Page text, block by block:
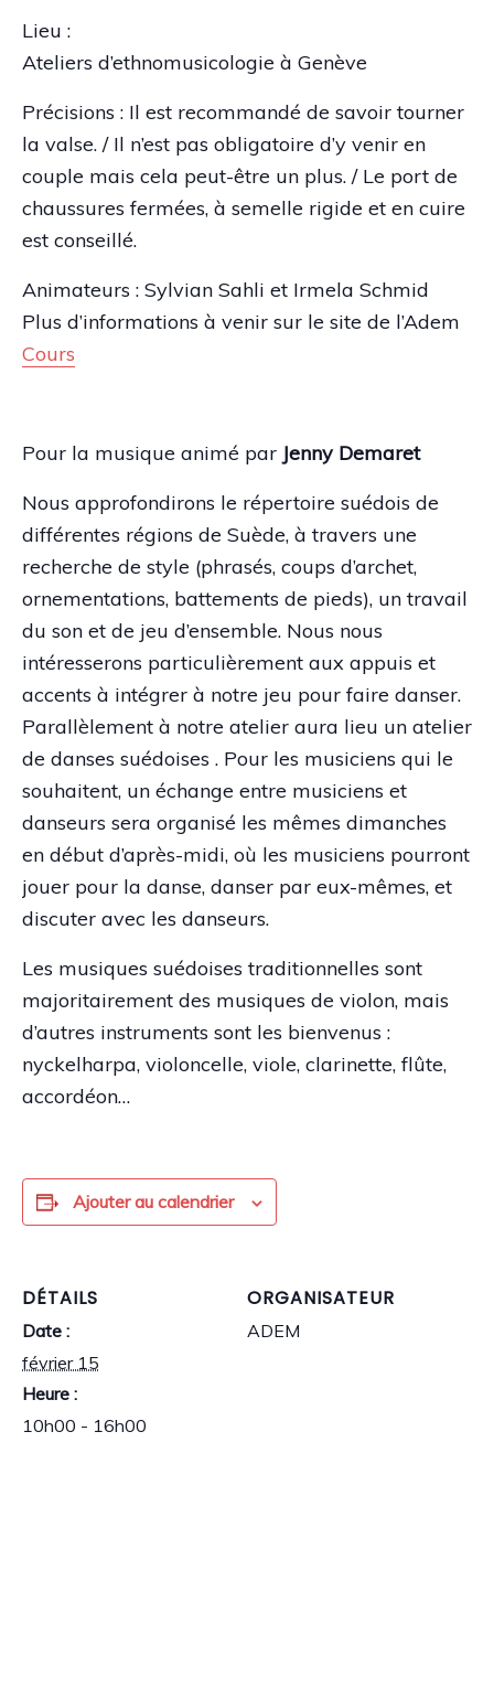
Lieu :
Ateliers d’ethnomusicologie à Genève
Précisions : Il est recommandé de savoir tourner
la valse. / Il n’est pas obligatoire d’y venir en
couple mais cela peut-être un plus. / Le port de
chaussures fermées, à semelle rigide et en cuire
est conseillé.
Animateurs : Sylvian Sahli et Irmela Schmid
Plus d’informations à venir sur le site de l’Adem
Cours
Pour la musique animé par Jenny Demaret
Nous approfondirons le répertoire suédois de
différentes régions de Suède, à travers une
recherche de style (phrasés, coups d’archet,
ornementations, battements de pieds), un travail
du son et de jeu d’ensemble. Nous nous
intéresserons particulièrement aux appuis et
accents à intégrer à notre jeu pour faire danser.
Parallèlement à notre atelier aura lieu un atelier
de danses suédoises . Pour les musiciens qui le
souhaitent, un échange entre musiciens et
danseurs sera organisé les mêmes dimanches
en début d’après-midi, où les musiciens pourront
jouer pour la danse, danser par eux-mêmes, et
discuter avec les danseurs.
Les musiques suédoises traditionnelles sont
majoritairement des musiques de violon, mais
d’autres instruments sont les bienvenus :
nyckelharpa, violoncelle, viole, clarinette, flûte,
accordéon…
Ajouter au calendrier
DÉTAILS
Date :
février 15
Heure :
10h00 - 16h00
ORGANISATEUR
ADEM